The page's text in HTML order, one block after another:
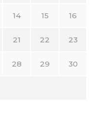
14 15 16
21 22 23
28 29 30